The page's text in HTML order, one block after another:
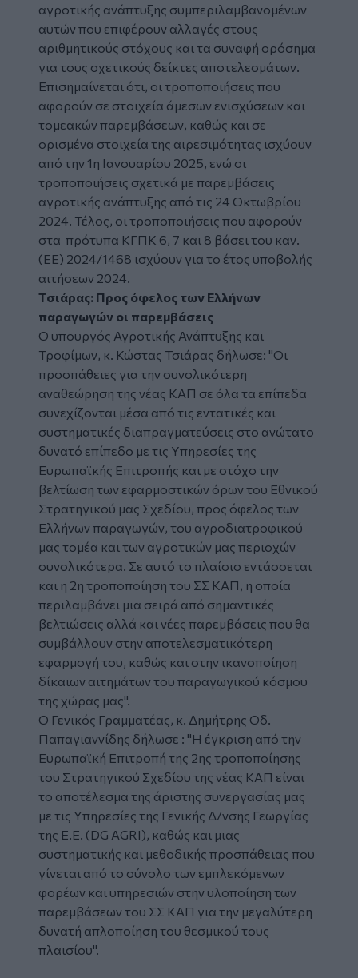
αγροτικής ανάπτυξης συμπεριλαμβανομένων
αυτών που επιφέρουν αλλαγές στους
αριθμητικούς στόχους και τα συναφή ορόσημα
για τους σχετικούς δείκτες αποτελεσμάτων.
Επισημαίνεται ότι, οι τροποποιήσεις που
αφορούν σε στοιχεία άμεσων ενισχύσεων και
τομεακών παρεμβάσεων, καθώς και σε
ορισμένα στοιχεία της αιρεσιμότητας ισχύουν
από την 1η Ιανουαρίου 2025, ενώ οι
τροποποιήσεις σχετικά με παρεμβάσεις
αγροτικής ανάπτυξης από τις 24 Οκτωβρίου
2024. Τέλος, οι τροποποιήσεις που αφορούν
στα πρότυπα ΚΓΠΚ 6, 7 και 8 βάσει του καν.
(ΕΕ) 2024/1468 ισχύουν για το έτος υποβολής
αιτήσεων 2024.
Τσιάρας: Προς όφελος των Ελλήνων
παραγωγών οι παρεμβάσεις
Ο υπουργός Αγροτικής Ανάπτυξης και
Τροφίμων, κ. Κώστας Τσιάρας δήλωσε: "Οι
προσπάθειες για την συνολικότερη
αναθεώρηση της νέας ΚΑΠ σε όλα τα επίπεδα
συνεχίζονται μέσα από τις εντατικές και
συστηματικές διαπραγματεύσεις στο ανώτατο
δυνατό επίπεδο με τις Υπηρεσίες της
Ευρωπαϊκής Επιτροπής και με στόχο την
βελτίωση των εφαρμοστικών όρων του Εθνικού
Στρατηγικού μας Σχεδίου, προς όφελος των
Ελλήνων παραγωγών, του αγροδιατροφικού
μας τομέα και των αγροτικών μας περιοχών
συνολικότερα. Σε αυτό το πλαίσιο εντάσσεται
και η 2η τροποποίηση του ΣΣ ΚΑΠ, η οποία
περιλαμβάνει μια σειρά από σημαντικές
βελτιώσεις αλλά και νέες παρεμβάσεις που θα
συμβάλλουν στην αποτελεσματικότερη
εφαρμογή του, καθώς και στην ικανοποίηση
δίκαιων αιτημάτων του παραγωγικού κόσμου
της χώρας μας".
Ο Γενικός Γραμματέας, κ. Δημήτρης Οδ.
Παπαγιαννίδης δήλωσε : "Η έγκριση από την
Ευρωπαϊκή Επιτροπή της 2ης τροποποίησης
του Στρατηγικού Σχεδίου της νέας ΚΑΠ είναι
το αποτέλεσμα της άριστης συνεργασίας μας
με τις Υπηρεσίες της Γενικής Δ/νσης Γεωργίας
της Ε.Ε. (DG AGRI), καθώς και μιας
συστηματικής και μεθοδικής προσπάθειας που
γίνεται από το σύνολο των εμπλεκόμενων
φορέων και υπηρεσιών στην υλοποίηση των
παρεμβάσεων του ΣΣ ΚΑΠ για την μεγαλύτερη
δυνατή απλοποίηση του θεσμικού τους
πλαισίου".